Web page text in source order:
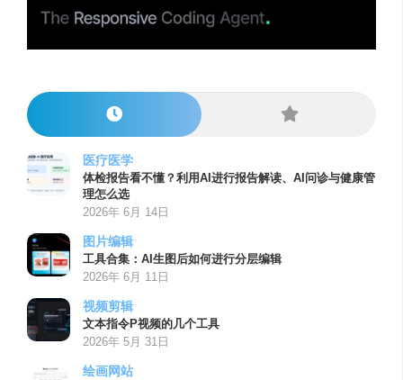
医疗医学
体检报告看不懂？利用AI进行报告解读、AI问诊与健康管
理怎么选
2026年 6月 14日
图片编辑
工具合集：AI生图后如何进行分层编辑
2026年 6月 11日
视频剪辑
文本指令P视频的几个工具
2026年 5月 31日
绘画网站